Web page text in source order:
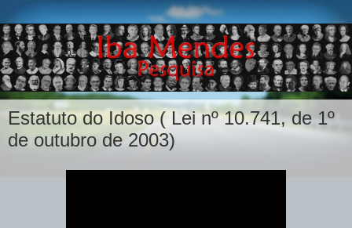
Estatuto do Idoso ( Lei nº 10.741, de 1º
de outubro de 2003)